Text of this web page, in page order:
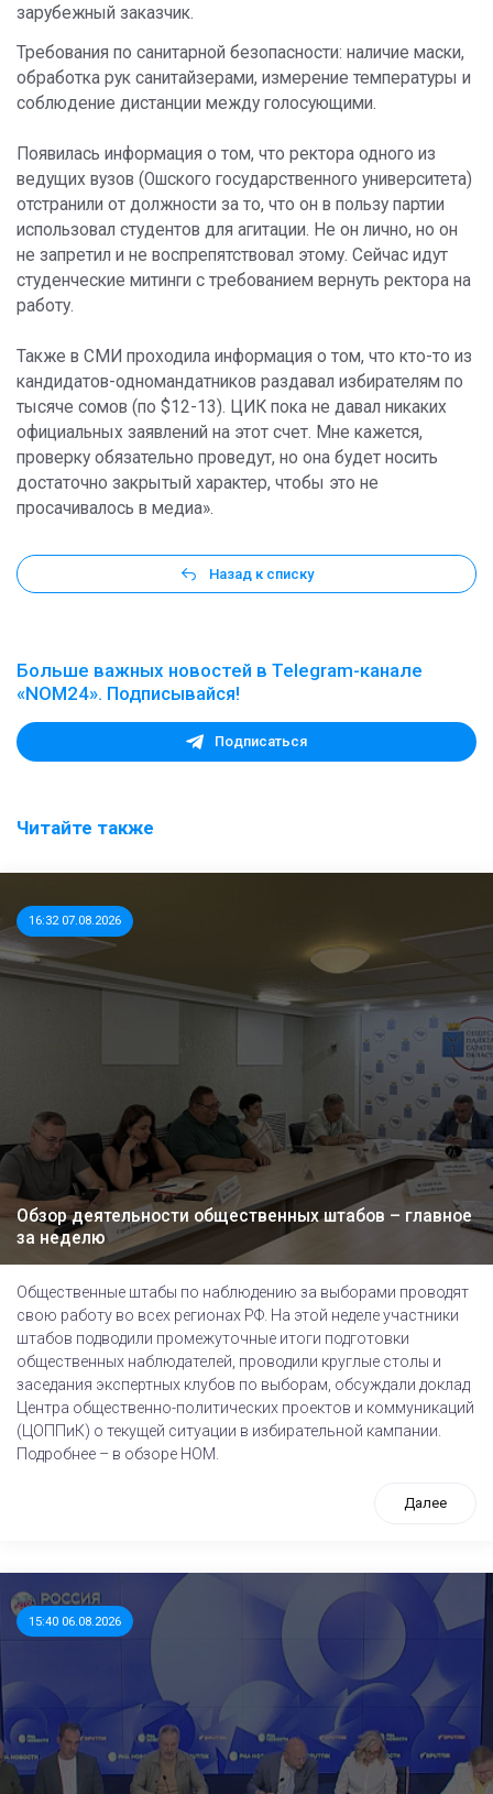
зарубежный заказчик.
Требования по санитарной безопасности: наличие маски,
обработка рук санитайзерами, измерение температуры и
соблюдение дистанции между голосующими.
Появилась информация о том, что ректора одного из
ведущих вузов (Ошского государственного университета)
отстранили от должности за то, что он в пользу партии
использовал студентов для агитации. Не он лично, но он
не запретил и не воспрепятствовал этому. Сейчас идут
студенческие митинги с требованием вернуть ректора на
работу.
Также в СМИ проходила информация о том, что кто-то из
кандидатов-одномандатников раздавал избирателям по
тысяче сомов (по $12-13). ЦИК пока не давал никаких
официальных заявлений на этот счет. Мне кажется,
проверку обязательно проведут, но она будет носить
достаточно закрытый характер, чтобы это не
просачивалось в медиа».
Назад к списку
Больше важных новостей в Telegram-канале
«NOM24». Подписывайся!
Подписаться
Читайте также
16:32 07.08.2026
Обзор деятельности общественных штабов – главное
за неделю
Общественные штабы по наблюдению за выборами проводят
свою работу во всех регионах РФ. На этой неделе участники
штабов подводили промежуточные итоги подготовки
общественных наблюдателей, проводили круглые столы и
заседания экспертных клубов по выборам, обсуждали доклад
Центра общественно-политических проектов и коммуникаций
(ЦОППиК) о текущей ситуации в избирательной кампании.
Подробнее – в обзоре НОМ.
Далее
15:40 06.08.2026